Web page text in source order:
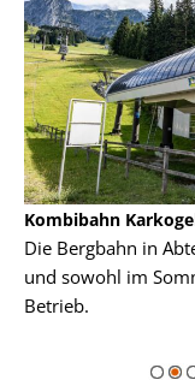
Kombibahn
Die Bergbahn in
und sowohl im
Betrieb.